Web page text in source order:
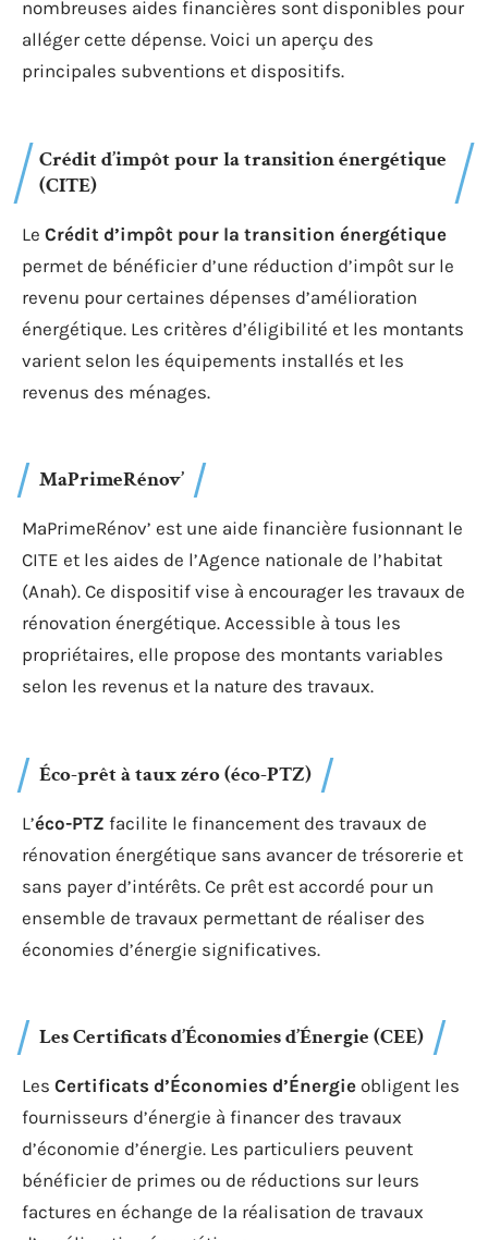
l’installation de chauffages
écologiques
Investir dans un chauffage écologique peut
représenter un coût initial élevé. Heureusement, de
nombreuses aides financières sont disponibles pour
alléger cette dépense. Voici un aperçu des
principales subventions et dispositifs.
(CITE)
LeCrédit d’impôt pour la transition énergétique
permet de bénéficier d’une réduction d’impôt sur le
revenu pour certaines dépenses d’amélioration
énergétique. Les critères d’éligibilité et les montants
varient selon les équipements installés et les
revenus des ménages.
MaPrimeRénov’
MaPrimeRénov’ est une aide financière fusionnant le
CITE et les aides de l’Agence nationale de l’habitat
(Anah). Ce dispositif vise à encourager les travaux de
rénovation énergétique. Accessible à tous les
propriétaires, elle propose des montants variables
Éco-prêt à taux zéro (éco-PTZ)
L’éco-PTZfacilite le financement des travaux de
rénovation énergétique sans avancer de trésorerie et
sans payer d’intérêts. Ce prêt est accordé pour un
ensemble de travaux permettant de réaliser des